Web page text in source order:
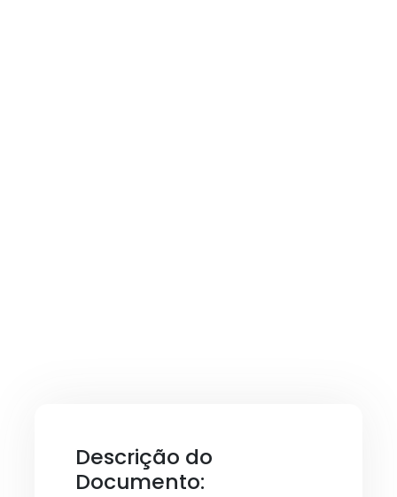
Descrição do
Documento: